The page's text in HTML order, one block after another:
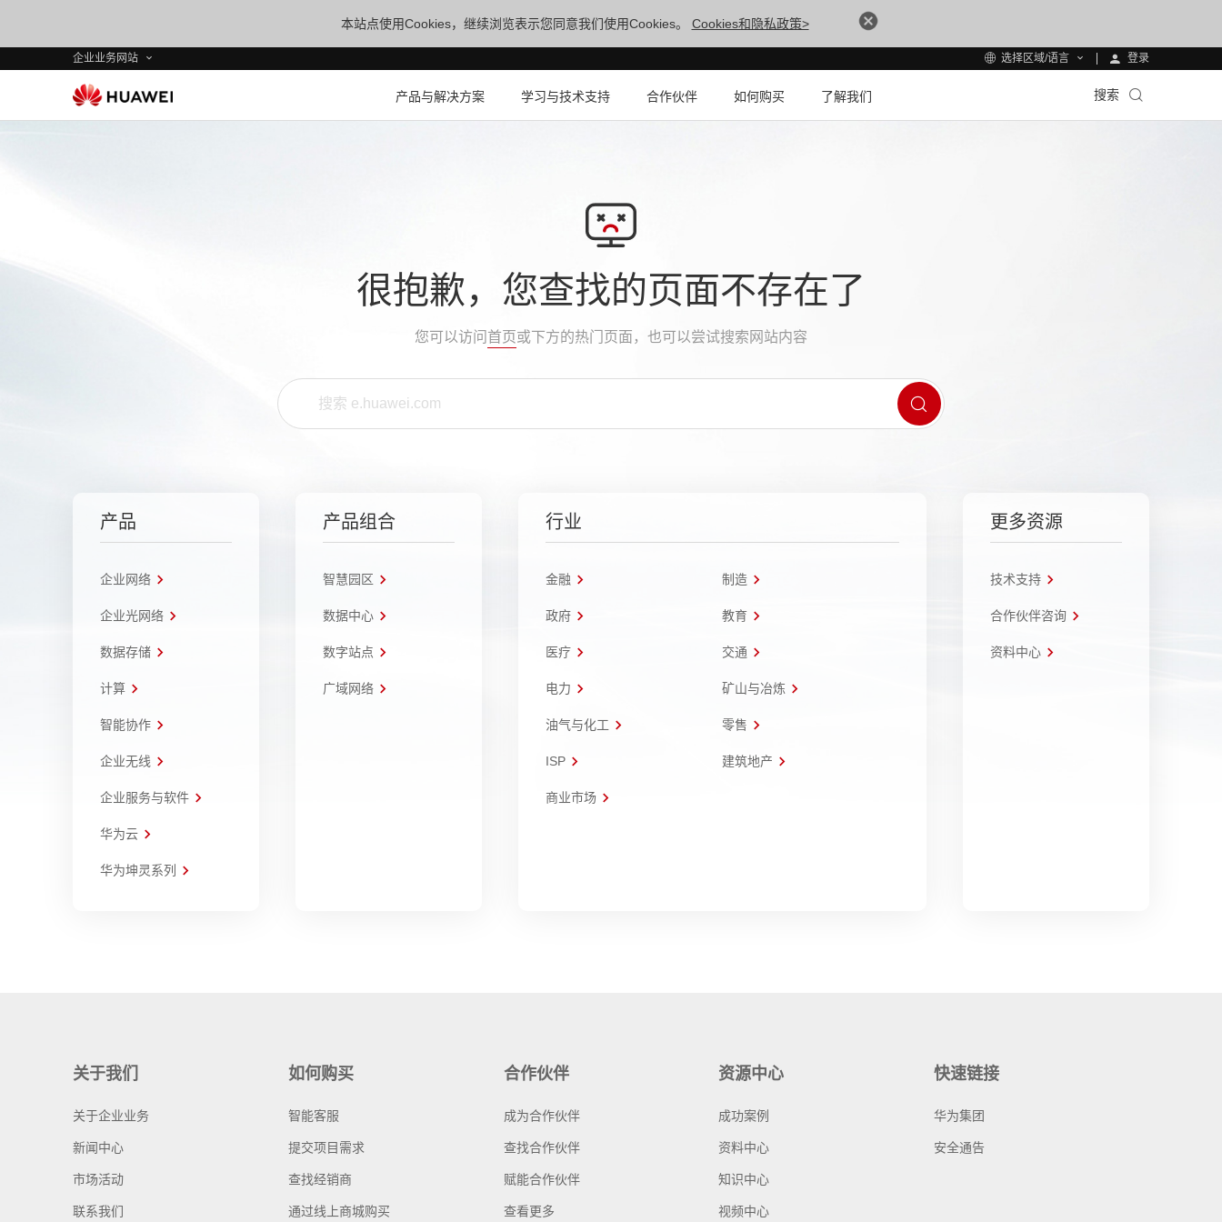
本站点使用Cookies，继续浏览表示您同意我们使用Cookies。 Cookies和隐私政策>
企业业务网站 选择区域/语言 登录
产品与解决方案 学习与技术支持 合作伙伴 如何购买 了解我们 搜索
很抱歉，您查找的页面不存在了
您可以访问 首页或下方的热门页面，也可以尝试搜索网站内容
产品
企业网络
企业光网络
数据存储
计算
智能协作
企业无线
企业服务与软件
华为云
华为坤灵系列
产品组合
智慧园区
数据中心
数字站点
广域网络
行业
金融 制造
政府 教育
医疗 交通
电力 矿山与冶炼
油气与化工 零售
ISP 建筑地产
商业市场
更多资源
技术支持
合作伙伴咨询
资料中心
关于我们
关于企业业务
新闻中心
市场活动
联系我们
如何购买
智能客服
提交项目需求
查找经销商
通过线上商城购买
合作伙伴
成为合作伙伴
查找合作伙伴
赋能合作伙伴
查看更多
资源中心
成功案例
资料中心
知识中心
视频中心
快速链接
华为集团
安全通告